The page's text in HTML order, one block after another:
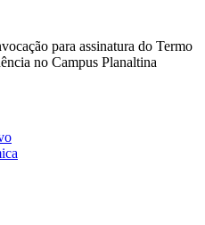
para assinatura do Termo
no Campus Planaltina